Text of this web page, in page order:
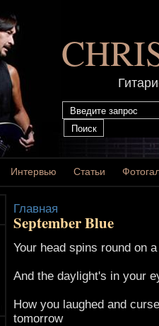
Интервью Статьи
Главная
September Blue
Your head spins round on
And the daylight's in your
How you laughed and
tomorrow